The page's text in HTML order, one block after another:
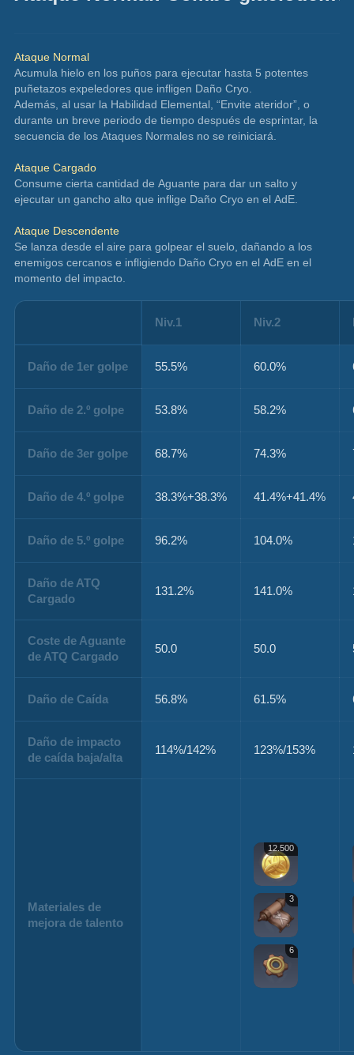
Ataque Normal
Acumula hielo en los puños para ejecutar hasta 5 potentes
puñetazos expeledores que infligen Daño Cryo.
Además, al usar la Habilidad Elemental, “Envite ateridor”, o
durante un breve periodo de tiempo después de esprintar, la
secuencia de los Ataques Normales no se reiniciará.
Ataque Cargado
Consume cierta cantidad de Aguante para dar un salto y
ejecutar un gancho alto que inflige Daño Cryo en el AdE.
Ataque Descendente
Se lanza desde el aire para golpear el suelo, dañando a los
enemigos cercanos e infligiendo Daño Cryo en el AdE en el
momento del impacto.
Niv.1 Niv.2
Daño de 1er golpe 55.5% 60.0%
Daño de 2.º golpe 53.8% 58.2%
Daño de 3er golpe 68.7% 74.3%
Daño de 4.º golpe 38.3%+38.3% 41.4%+41.4%
Daño de 5.º golpe 96.2% 104.0%
Daño de ATQ
Cargado
131.2% 141.0%
Coste de Aguante
de ATQ Cargado
50.0 50.0
Daño de Caída 56.8% 61.5%
Daño de impacto
de caída baja/alta
114%/142% 123%/153%
Materiales de
mejora de talento
12.500
3
6